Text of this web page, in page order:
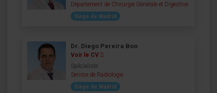
Département de Chirurgie Générale et Digestive
Siège de Madrid
Dr. Diego Pereira Boo
Voir le CV
Spécialiste
Service de Radiologie
Siège de Madrid